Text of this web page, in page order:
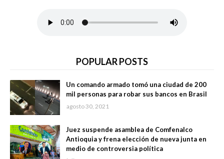
POPULAR POSTS
Un comando armado tomó una ciudad de 200
mil personas para robar sus bancos en Brasil
agosto 30, 2021
Juez suspende asamblea de Comfenalco
Antioquia y frena elección de nueva junta en
medio de controversia política